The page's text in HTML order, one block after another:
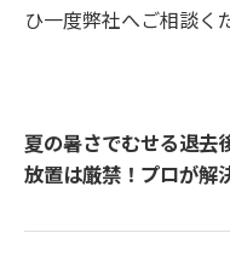
ひ一度弊社へご相談く
夏の暑さでむせる退去
放置は厳禁！プロが解